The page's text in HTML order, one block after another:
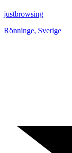
justbrowsing
Rönninge, Sverige